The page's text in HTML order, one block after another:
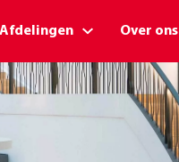
Afdelingen Over ons